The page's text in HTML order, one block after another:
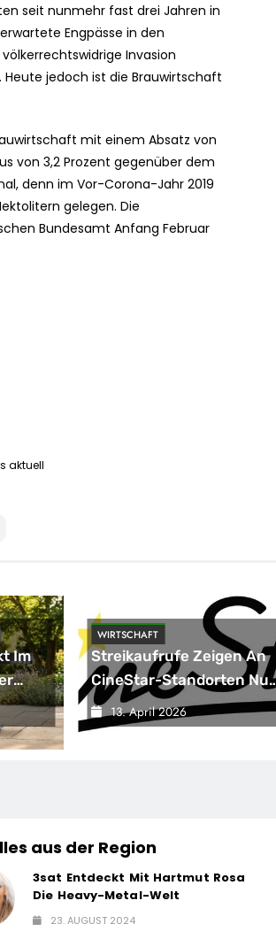
seit nunmehr fast drei Jahren in
Engpässe in den
Invasion
jedoch ist die Brauwirtschaft
mit einem Absatz von
von 3,2 Prozent gegenüber dem
denn im Vor-Corona-Jahr 2019
gelegen. Die
Bundesamt Anfang Februar
aktuell
Im
S
WIRTSCHAFT
Streikaufrufe Zeigen An
CineStar-Standorten Nur
Geringe Auswirkung Auf
Den Kinobetrieb
13. April 2026
aus der Region
3sat Entdeckt Mit Hartmut Rosa
Die Heavy-Metal-Welt
23. AUGUST 2024